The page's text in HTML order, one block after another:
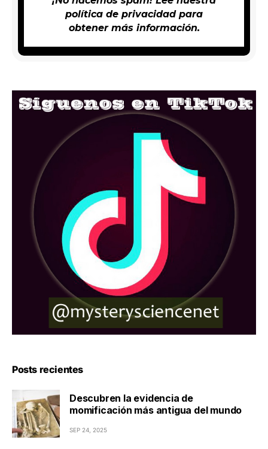
política de privacidadpara
obtener más información.
Posts recientes
Descubren la evidencia de
momificación más antigua del mundo
SEP 24, 2025